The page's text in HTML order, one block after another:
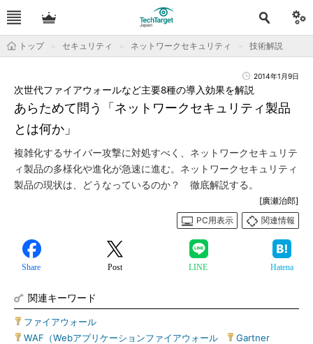
トップ セキュリティ ネットワークセキュリティ 技術解説
2014年1月9日
あらためて問う「ネットワークセキュリティ製品
とは何か」
次世代ファイアウォールなど主要8種の導入効果を解説
複雑化するサイバー攻撃に対処すべく、ネットワークセキュリテ
ィ製品の多様化や進化が急速に進む。ネットワークセキュリティ
製品の現状は、どうなっているのか？ 徹底解説する。
[廣瀬治郎]
PC用表示
関連情報
Share Post LINE Hatena
関連キーワード
ファイアウォール
WAF（Webアプリケーションファイアウォール
Gartner